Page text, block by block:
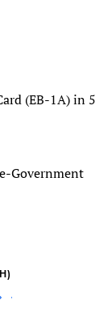
(EB-1A) in 5
Government